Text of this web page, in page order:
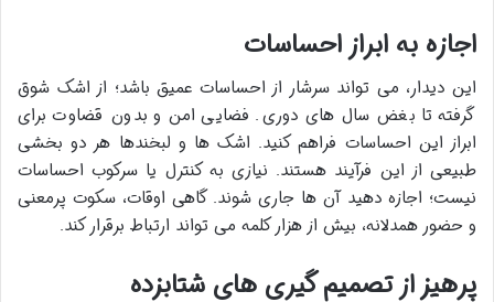
اجازه به ابراز احساسات
این دیدار، می تواند سرشار از احساسات عمیق باشد؛ از اشک شوق
گرفته تا بغض سال های دوری. فضایی امن و بدون قضاوت برای
ابراز این احساسات فراهم کنید. اشک ها و لبخندها هر دو بخشی
طبیعی از این فرآیند هستند. نیازی به کنترل یا سرکوب احساسات
نیست؛ اجازه دهید آن ها جاری شوند. گاهی اوقات، سکوت پرمعنی
و حضور همدلانه، بیش از هزار کلمه می تواند ارتباط برقرار کند.
پرهیز از تصمیم گیری های شتابزده